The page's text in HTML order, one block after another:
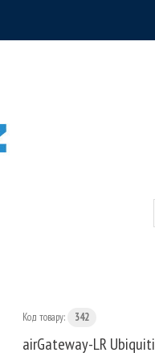
Код товару: 342
airGateway-LR Ubiquiti